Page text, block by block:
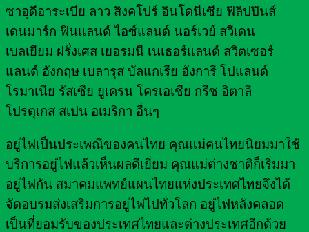
ซาอุดีอาระเบีย ลาว สิงคโปร์ อินโดนีเซีย ฟิลิปปินส์
เดนมาร์ก ฟินแลนด์ ไอซ์แลนด์ นอร์เวย์ สวีเดน
เบลเยียม ฝรั่งเศส เยอรมนี เนเธอร์แลนด์ สวิตเซอร์
แลนด์ อังกฤษ เบลารุส บัลแกเรีย ฮังการี โปแลนด์
โรมาเนีย รัสเซีย ยูเครน โครเอเชีย กรีซ อิตาลี
โปรตุเกส สเปน อเมริกา อื่นๆ
อยู่ไฟเป็นประเพณีของคนไทย คุณแม่คนไทยนิยมมาใช้
บริการอยู่ไฟแล้วเห็นผลดีเยี่ยม คุณแม่ต่างชาติก็เริ่มมา
อยู่ไฟกัน สมาคมแพทย์แผนไทยแห่งประเทศไทยจึงได้
จัดอบรมส่งเสริมการอยู่ไฟไปทั่วโลก อยู่ไฟหลังคลอด
เป็นที่ยอมรับของประเทศไทยและต่างประเทศอีกด้วย